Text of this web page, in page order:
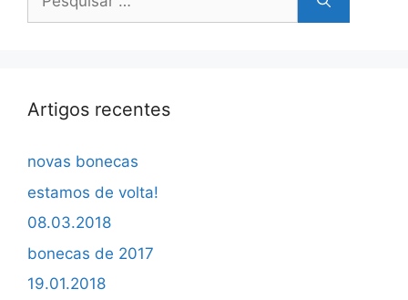
Artigos recentes
novas bonecas
estamos de volta!
08.03.2018
bonecas de 2017
19.01.2018